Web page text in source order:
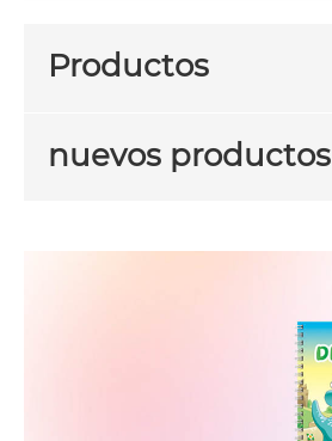
Productos
nuevos productos